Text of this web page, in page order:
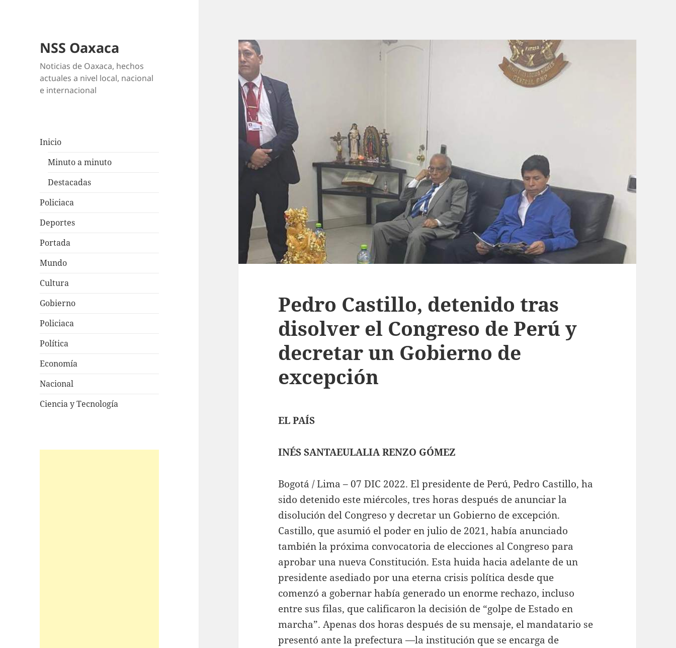
NSS Oaxaca
Noticias de Oaxaca, hechos
actuales a nivel local, nacional
e internacional
Inicio
Minuto a minuto
Destacadas
Policiaca
Deportes
Portada
Mundo
Cultura
Gobierno
Policiaca
Política
Economía
Nacional
Ciencia y Tecnología
Pedro Castillo, detenido tras
disolver el Congreso de Perú y
decretar un Gobierno de
excepción
EL PAÍS
INÉS SANTAEULALIA RENZO GÓMEZ
Bogotá / Lima – 07 DIC 2022. El presidente de Perú, Pedro Castillo, ha
sido detenido este miércoles, tres horas después de anunciar la
disolución del Congreso y decretar un Gobierno de excepción.
Castillo, que asumió el poder en julio de 2021, había anunciado
también la próxima convocatoria de elecciones al Congreso para
aprobar una nueva Constitución. Esta huida hacia adelante de un
presidente asediado por una eterna crisis política desde que
comenzó a gobernar había generado un enorme rechazo, incluso
entre sus filas, que calificaron la decisión de “golpe de Estado en
marcha”. Apenas dos horas después de su mensaje, el mandatario se
presentó ante la prefectura —la institución que se encarga de